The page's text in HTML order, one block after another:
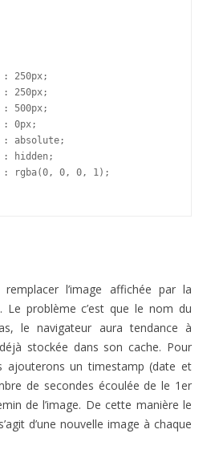
: 250px;
: 250px;
: 500px;
: 0px;
: absolute;
: hidden;
: rgba(0, 0, 0, 1);
l’image affichée par la
Le problème c’est que le nom du
le navigateur aura tendance à
stockée dans son cache. Pour
ajouterons un timestamp (date et
de secondes écoulée de le 1er
de l’image. De cette manière le
d’une nouvelle image à chaque